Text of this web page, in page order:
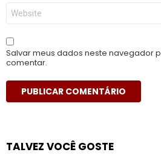
Site
Salvar meus dados neste navegador
comentar.
TALVEZ VOCÊ GOSTE